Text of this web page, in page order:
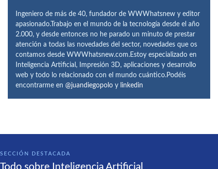
Ingeniero de más de 40, fundador de WWWhatsnew y editor
apasionado.Trabajo en el mundo de la tecnología desde el año
2.000, y desde entonces no he parado un minuto de prestar
atención a todas las novedades del sector, novedades que os
contamos desde WWWhatsnew.com.Estoy especializado en
Inteligencia Artificial, Impresión 3D, aplicaciones y desarrollo
web y todo lo relacionado con el mundo cuántico.Podéis
encontrarme en @juandiegopolo y linkedin
SECCIÓN DESTACADA
Todo sobre Inteligencia Artificial